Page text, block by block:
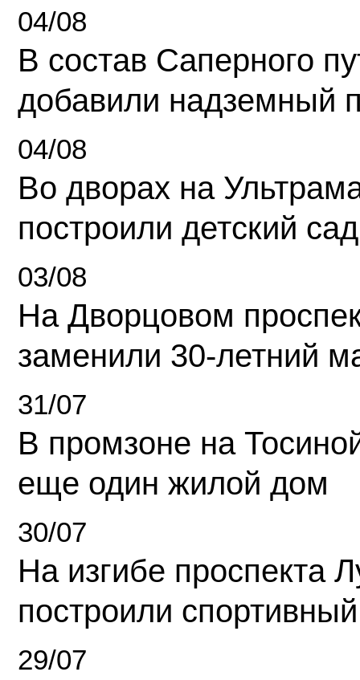
04/08
В состав Саперного
добавили надземный
04/08
Во дворах на
построили детский сад
03/08
На Дворцовом
заменили 30-летний
31/07
В промзоне на
еще один жилой дом
30/07
На изгибе проспекта
построили
29/07